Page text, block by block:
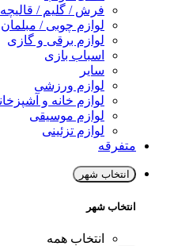
فرش / گلیم / قالیچه
لوازم چوبی / مبلمان
لوازم برقی و گازی
اسباب بازی
سایر
لوازم ورزشی
لوازم خانه و
لوازم موسیقی
لوازم تزئینی
متفرقه
انتخاب شهر
انتخاب شهر
انتخاب همه